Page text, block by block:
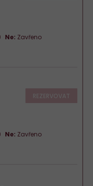
Ne: Zavřeno
REZERVOVAT
Ne: Zavřeno